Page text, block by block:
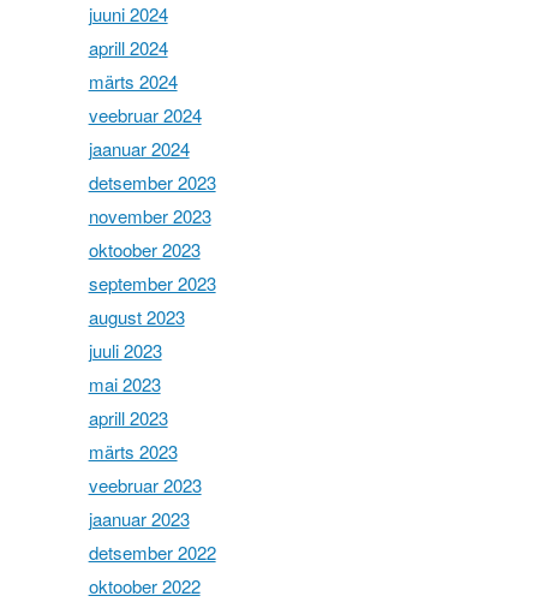
juuni 2024
aprill 2024
märts 2024
veebruar 2024
jaanuar 2024
detsember 2023
november 2023
oktoober 2023
september 2023
august 2023
juuli 2023
mai 2023
aprill 2023
märts 2023
veebruar 2023
jaanuar 2023
detsember 2022
oktoober 2022